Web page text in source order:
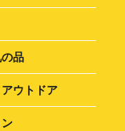
品
ウトドア